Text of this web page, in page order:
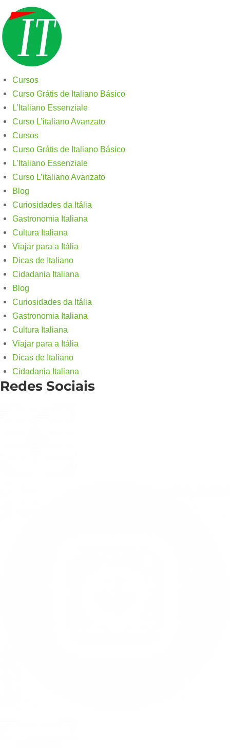
Cursos
Curso Grátis de Italiano Básico​
L’Italiano Essenziale
Curso L’italiano Avanzato
Cursos
Curso Grátis de Italiano Básico​
L’Italiano Essenziale
Curso L’italiano Avanzato
Blog
Curiosidades da Itália
Gastronomia Italiana
Cultura Italiana
Viajar para a Itália
Dicas de Italiano
Cidadania Italiana
Blog
Curiosidades da Itália
Gastronomia Italiana
Cultura Italiana
Viajar para a Itália
Dicas de Italiano
Cidadania Italiana
Redes Sociais